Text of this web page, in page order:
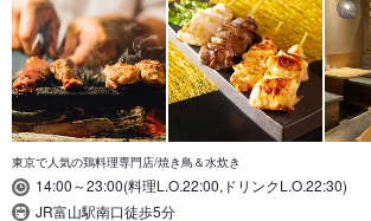
東京で人気の鶏料理専門店/焼き鳥＆水炊き
14:00～23:00(料理L.O.22:00,ドリンクL.O.22:30)
JR富山駅南口徒歩5分